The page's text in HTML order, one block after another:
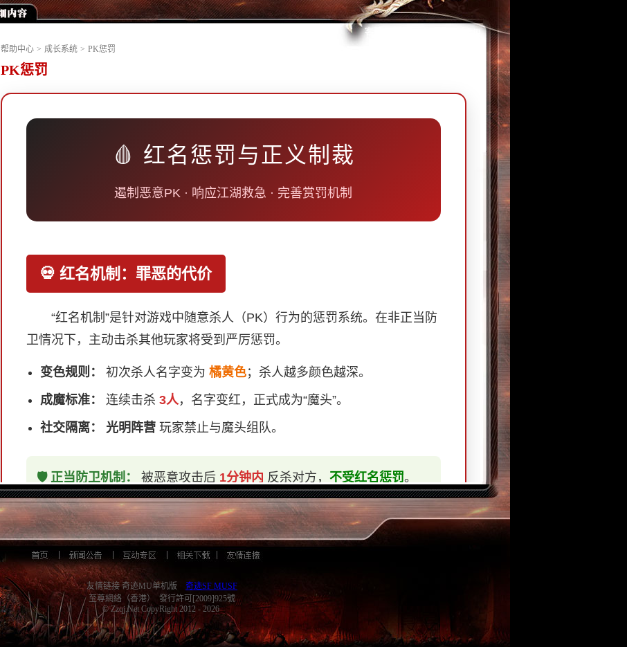
帮助中心 > 成长系统 > PK惩罚
PK惩罚
🩸 红名惩罚与正义制裁
遏制恶意PK · 响应江湖救急 · 完善赏罚机制
💀 红名机制：罪恶的代价
“红名机制”是针对游戏中随意杀人（PK）行为的惩罚系统。在非正当防
卫情况下，主动击杀其他玩家将受到严厉惩罚。
变色规则： 初次杀人名字变为 橘黄色；杀人越多颜色越深。
成魔标准：
连续击杀 3人，名字变红，正式成为“魔头”。
社交隔离：
光明阵营玩家禁止与魔头组队。
🛡️ 正当防卫机制： 被恶意攻击后 1分钟内 反杀对方， 不受红名惩罚。
⛓️ 红名玩家受限铁律：
行动受限：禁止移动地图（无法使用M键）。
交易受限：禁止购买商店物品，禁止使用合成功能。
复活受限：死亡后将被强制流放至地牢 (地下城)复活。
友情链接 奇迹MU单机版 奇迹SF MUSF
至尊網絡（香港） 發行許可[2009]925號
© Zzqj.Net CopyRight 2012 - 2026